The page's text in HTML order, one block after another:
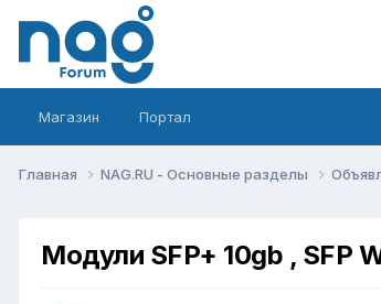
Магазин Портал
Главная NAG.RU - Основные разделы
Модули SFP+ 10gb , SFP